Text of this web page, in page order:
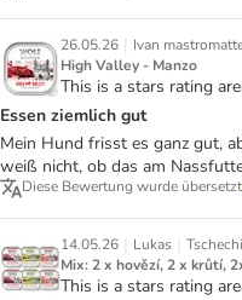
26.05.26 | Ivan
High Valley - Manzo
This is a stars rating
Essen ziemlich gut
Mein Hund frisst es ganz gut,
weiß nicht, ob das am
Diese Bewertung wurde
14.05.26 | Lukas |
Mix: 2 x hovězí, 2 x krůtí,
This is a stars rating